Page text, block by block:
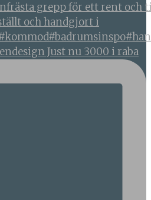
Just nu 3000 i raba